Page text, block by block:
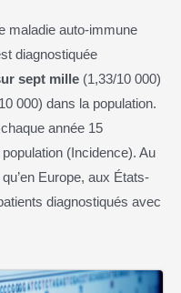
maladie auto-immune
diagnostiquée
sept mille (1,33/10 000)
000) dans la population.
année 15
(Incidence). Au
Europe, aux États-
diagnostiqués avec